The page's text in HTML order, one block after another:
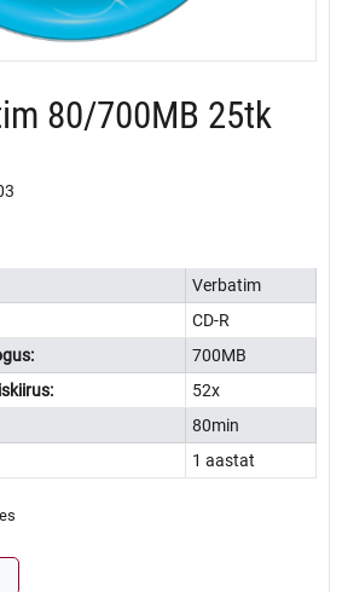
80/700MB 25tk
Verbatim
CD-R
700MB
52x
80min
1 aastat